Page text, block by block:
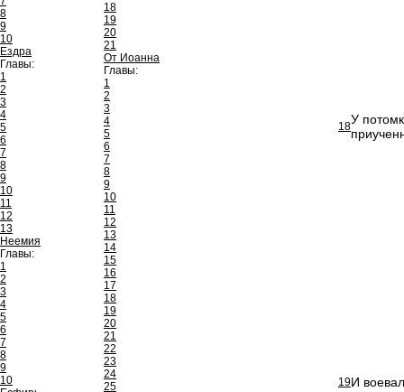
8
9
10
Ездра
Главы:
1
2
3
4
5
6
7
8
9
10
11
12
13
Неемия
Главы:
1
2
3
4
5
6
7
8
9
10
18
19
20
21
От Иоанна
Главы:
1
2
3
4
5
6
7
8
9
10
11
12
13
14
15
16
17
18
19
20
21
22
23
24
25
18У
19И